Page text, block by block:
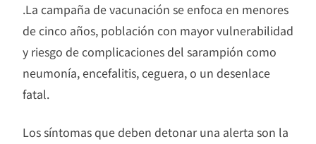
.La campaña de vacunación se enfoca en menores
de cinco años, población con mayor vulnerabilidad
y riesgo de complicaciones del sarampión como
neumonía, encefalitis, ceguera, o un desenlace
fatal.
Los síntomas que deben detonar una alerta son la